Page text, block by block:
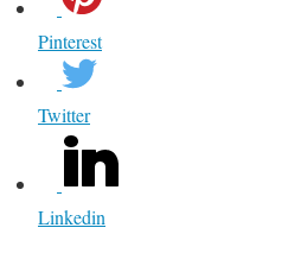
Pinterest
Twitter
Linkedin